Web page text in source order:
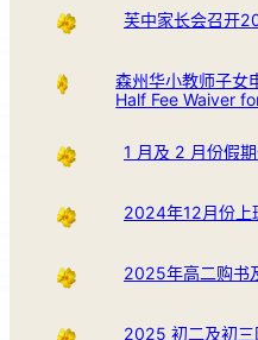
芙中家长会召开
森州华小教师子
Half Fee Waiver
1 月及 2 月份假
2024年12月份上
2025年高二购书
2025 初二及初三